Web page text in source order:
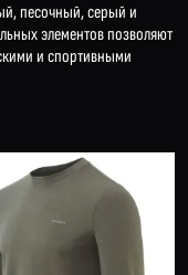
песочный, серый и
элементов позволяют
и спортивными